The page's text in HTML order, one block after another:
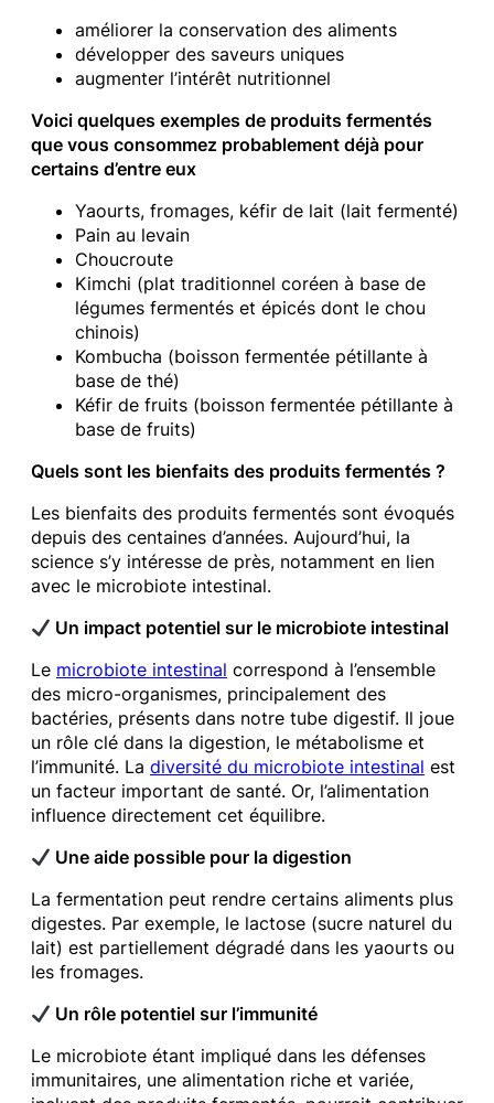
améliorer la conservation des aliments
développer des saveurs uniques
augmenter l’intérêt nutritionnel
Voici quelques exemples de produits fermentés
que vous consommez probablement déjà pour
certains d’entre eux
Yaourts, fromages, kéfir de lait (lait fermenté)
Pain au levain
Choucroute
Kimchi (plat traditionnel coréen à base de
légumes fermentés et épicés dont le chou
chinois)
Kombucha (boisson fermentée pétillante à
base de thé)
Kéfir de fruits (boisson fermentée pétillante à
base de fruits)
Quels sont les bienfaits des produits fermentés ?
Les bienfaits des produits fermentés sont évoqués
depuis des centaines d’années. Aujourd’hui, la
science s’y intéresse de près, notamment en lien
avec le microbiote intestinal.
Un impact potentiel sur le microbiote intestinal
Le microbiote intestinal correspond à l’ensemble
des micro-organismes, principalement des
bactéries, présents dans notre tube digestif. Il joue
un rôle clé dans la digestion, le métabolisme et
l’immunité. La diversité du microbiote intestinal est
un facteur important de santé. Or, l’alimentation
influence directement cet équilibre.
Une aide possible pour la digestion
La fermentation peut rendre certains aliments plus
digestes. Par exemple, le lactose (sucre naturel du
lait) est partiellement dégradé dans les yaourts ou
les fromages.
Un rôle potentiel sur l’immunité
Le microbiote étant impliqué dans les défenses
immunitaires, une alimentation riche et variée,